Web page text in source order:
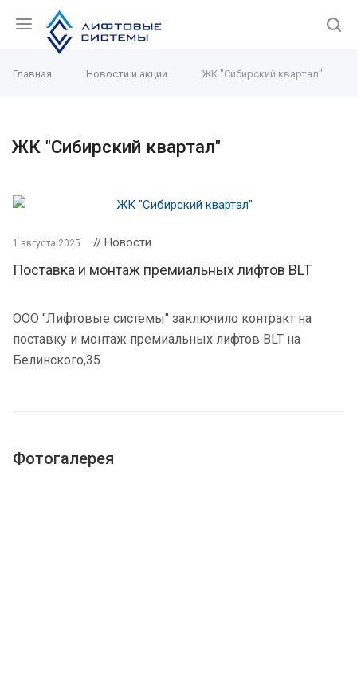
Главная Новости и акции ЖК "Сибирский квартал"
ЖК "Сибирский квартал"
1 августа 2025 // Новости
Поставка и монтаж премиальных лифтов BLT
ООО "Лифтовые системы" заключило контракт на
поставку и монтаж премиальных лифтов BLT на
Белинского,35
Фотогалерея